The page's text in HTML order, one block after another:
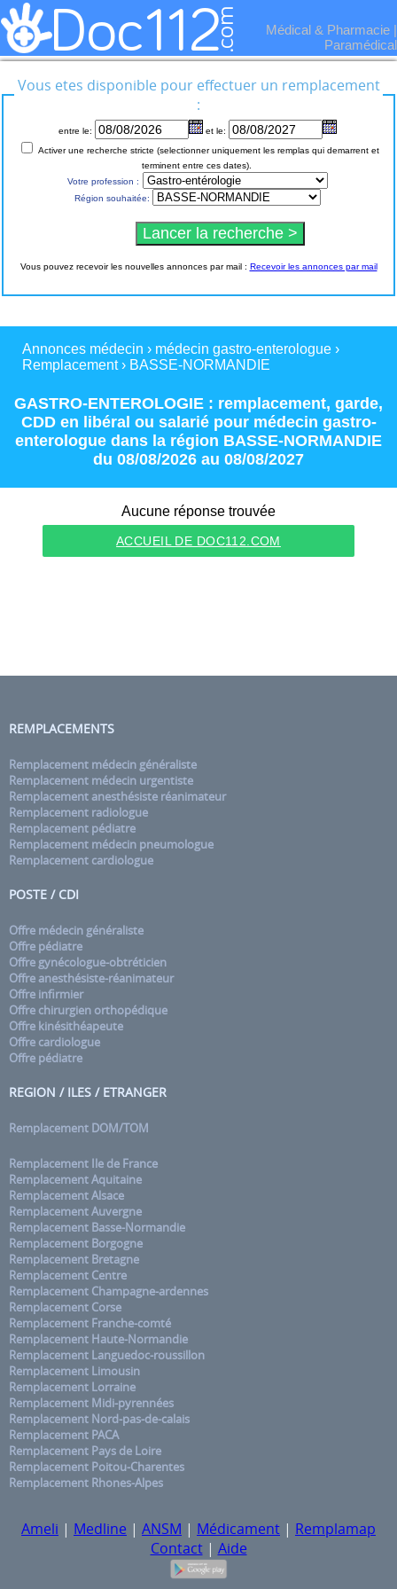
Médical & Pharmacie |
Paramédical
Vous etes disponible pour effectuer un remplacement
:
entre le:
et le:
terminent entre ces dates).
Votre profession :
Région souhaitée:
Vous pouvez recevoir les nouvelles annonces par mail : Recevoir les annonces par mail
Annonces médecin › médecin gastro-enterologue ›
Remplacement › BASSE-NORMANDIE
GASTRO-ENTEROLOGIE : remplacement, garde,
CDDen libéral ou salariépour médecin gastro-
enterologue dans la région BASSE-NORMANDIE
du 08/08/2026 au 08/08/2027
Aucune réponse trouvée
ACCUEIL DE DOC112.COM
REMPLACEMENTS
Remplacement médecin généraliste
Remplacement médecin urgentiste
Remplacement anesthésiste réanimateur
Remplacement radiologue
Remplacement pédiatre
Remplacement médecin pneumologue
Remplacement cardiologue
POSTE / CDI
Offre médecin généraliste
Offre pédiatre
Offre gynécologue-obtréticien
Offre anesthésiste-réanimateur
Offre infirmier
Offre chirurgien orthopédique
Offre kinésithéapeute
Offre cardiologue
Offre pédiatre
REGION / ILES / ETRANGER
Remplacement DOM/TOM
Remplacement Ile de France
Remplacement Aquitaine
Remplacement Alsace
Remplacement Auvergne
Remplacement Basse-Normandie
Remplacement Borgogne
Remplacement Bretagne
Remplacement Centre
Remplacement Champagne-ardennes
Remplacement Corse
Remplacement Franche-comté
Remplacement Haute-Normandie
Remplacement Languedoc-roussillon
Remplacement Limousin
Remplacement Lorraine
Remplacement Midi-pyrennées
Remplacement Nord-pas-de-calais
Remplacement PACA
Remplacement Pays de Loire
Remplacement Poitou-Charentes
Remplacement Rhones-Alpes
Ameli | Medline | ANSM | Médicament | Remplamap
Contact| Aide